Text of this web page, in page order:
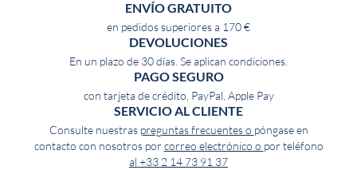
ENVÍO GRATUITO
en pedidos superiores a 170 €
DEVOLUCIONES
En un plazo de 30 días. Se aplican condiciones.
PAGO SEGURO
con tarjeta de crédito, PayPal, Apple Pay
SERVICIO AL CLIENTE
Consulte nuestras preguntas frecuentes o póngase en
contacto con nosotros por correo electrónico o por teléfono
al +33 2 14 73 91 37